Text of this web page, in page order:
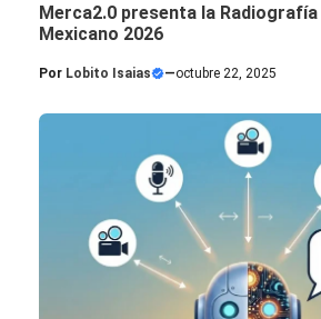
Merca2.0 presenta la
Mexicano 2026
Por Lobito Isaias —octubre 22, 2025